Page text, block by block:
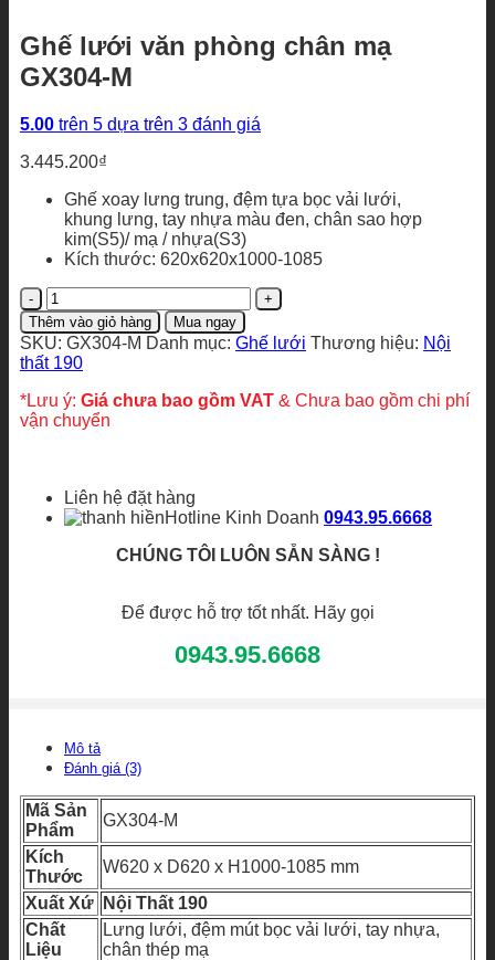
Ghế lưới văn phòng chân mạ
GX304-M
5.00 trên 5 dựa trên 3 đánh giá
3.445.200₫
Ghế xoay lưng trung, đệm tựa bọc vải lưới,
khung lưng, tay nhựa màu đen, chân sao hợp
kim(S5)/ mạ / nhựa(S3)
Kích thước: 620x620x1000-1085
Ghế
lưới
văn
phòng
chân
mạ
GX304-
Thêm vào giỏ hàng Mua ngay
SKU: GX304-M Danh mục: Ghế lưới Thương hiệu: Nội
thất 190
*Lưu ý: Giá chưa bao gồm VAT & Chưa bao gồm chi phí
vận chuyển
Liên hệ đặt hàng
Hotline Kinh Doanh 0943.95.6668
CHÚNG TÔI LUÔN SẴN SÀNG !
Để được hỗ trợ tốt nhất. Hãy gọi
0943.95.6668
Mô tả
Đánh giá (3)
Mã Sản
Phẩm
GX304-M
Kích
Thước
W620 x D620 x H1000-1085 mm
Xuất Xứ
Nội Thất 190
Chất
Liệu
Lưng lưới, đệm mút bọc vải lưới, tay nhựa,
chân thép mạ